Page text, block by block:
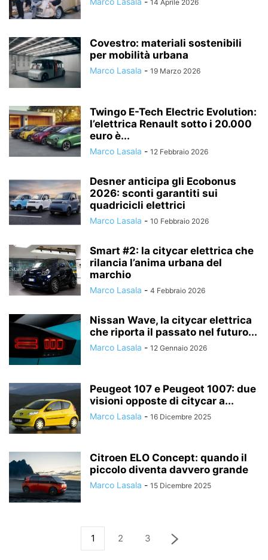
14 Aprile 2026
Covestro: materiali sostenibili
per mobilità urbana
Marco Lasala - 19 Marzo 2026
Twingo E-Tech Electric Evolution:
l’elettrica Renault sotto i 20.000
euro è...
Marco Lasala - 12 Febbraio 2026
Desner anticipa gli Ecobonus
2026: sconti garantiti sui
quadricicli elettrici
Marco Lasala - 10 Febbraio 2026
Smart #2: la citycar elettrica che
rilancia l’anima urbana del
marchio
Marco Lasala - 4 Febbraio 2026
Nissan Wave, la citycar elettrica
che riporta il passato nel futuro...
Marco Lasala - 12 Gennaio 2026
Peugeot 107 e Peugeot 1007: due
visioni opposte di citycar a...
Marco Lasala - 16 Dicembre 2025
Citroen ELO Concept: quando il
piccolo diventa davvero grande
Marco Lasala - 15 Dicembre 2025
1 2 3